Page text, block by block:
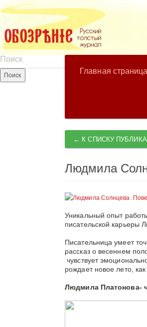
Главная страница
← К СПИСКУ
Людмила
Уникальный опыт
писательской карьеры
Писательница умеет
рассказ о весеннем
чувствует
рождает новое лето,
Людмила Платонова-